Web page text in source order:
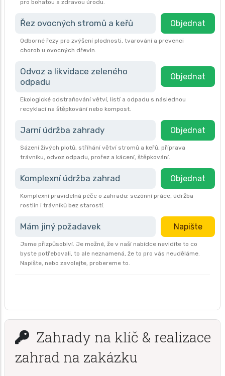
pro bohatou a zdravou úrodu.
Řez ovocných stromů a keřů Objednat
Odborné řezy pro zvýšení plodnosti, tvarování a prevenci
chorob u ovocných dřevin.
Odvoz a likvidace zeleného
odpadu
Objednat
Ekologické odstraňování větví, listí a odpadu s následnou
recyklací na štěpkování nebo kompost.
Jarní údržba zahrady Objednat
Sázení živých plotů, stříhání větví stromů a keřů, příprava
trávníku, odvoz odpadu, prořez a kácení, štěpkování.
Komplexní údržba zahrad Objednat
Komplexní pravidelná péče o zahradu: sezónní práce, údržba
rostlin i trávníků bez starostí.
Mám jiný požadavek Napište
Jsme přizpůsobiví. Je možné, že v naší nabídce nevidíte to co
byste potřebovali, to ale neznamená, že to pro vás neuděláme.
Napište, nebo zavolejte, probereme to.
Zahrady na klíč & realizace
zahrad na zakázku